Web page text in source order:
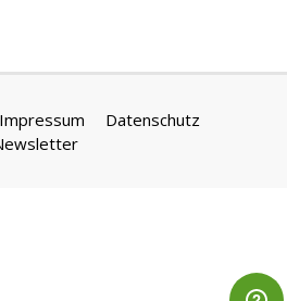
Impressum
Datenschutz